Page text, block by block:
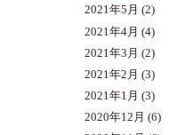
2021年5月 (2)
2021年4月 (4)
2021年3月 (2)
2021年2月 (3)
2021年1月 (3)
2020年12月 (6)